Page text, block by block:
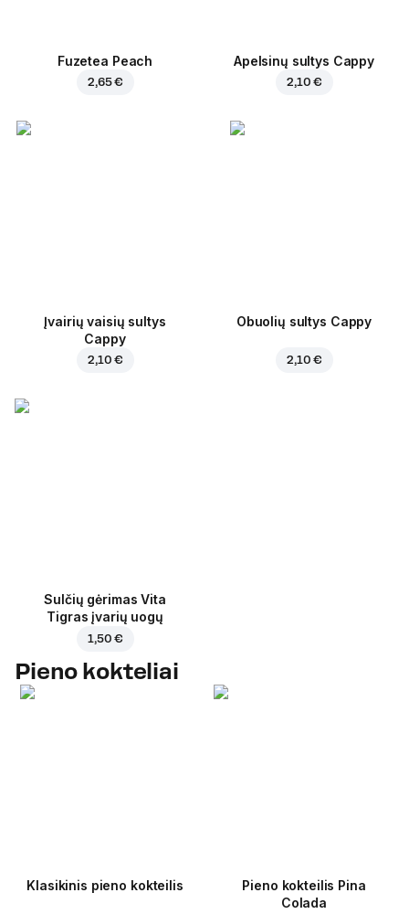
Fuzetea Peach
2,65 €
Apelsinų sultys Cappy
2,10 €
Įvairių vaisių sultys
Cappy
2,10 €
Obuolių sultys Cappy
2,10 €
Sulčių gėrimas Vita
Tigras įvarių uogų
1,50 €
Pieno kokteliai
Klasikinis pieno kokteilis
Pieno kokteilis Pina
Colada